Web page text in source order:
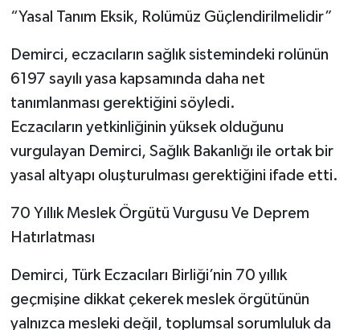
“Yasal Tanım Eksik, Rolümüz Güçlendirilmelidir”
Demirci, eczacıların sağlık sistemindeki rolünün
6197 sayılı yasa kapsamında daha net
tanımlanması gerektiğini söyledi.
Eczacıların yetkinliğinin yüksek olduğunu
vurgulayan Demirci, Sağlık Bakanlığı ile ortak bir
yasal altyapı oluşturulması gerektiğini ifade etti.
70 Yıllık Meslek Örgütü Vurgusu Ve Deprem
Hatırlatması
Demirci, Türk Eczacıları Birliği’nin 70 yıllık
geçmişine dikkat çekerek meslek örgütünün
yalnızca mesleki değil, toplumsal sorumluluk da